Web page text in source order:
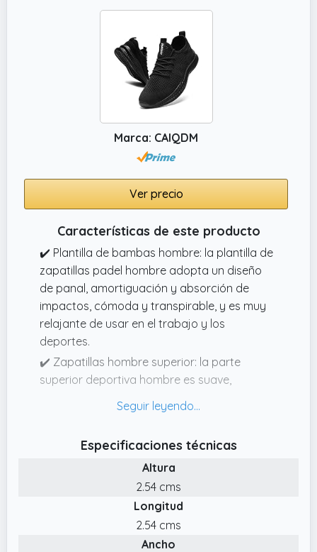
Marca: CAIQDM
Ver precio
Características de este producto
✔️ Plantilla de bambas hombre: la plantilla de
zapatillas padel hombre adopta un diseño
de panal, amortiguación y absorción de
impactos, cómoda y transpirable, y es muy
relajante de usar en el trabajo y los
deportes.
✔️ Zapatillas hombre superior: la parte
superior deportiva hombre es suave,
transpirable, lo que puede proporcionar una
✔️ Zapatillas running hombre Sole: las
zapatillas running hombre Sole tienen un
patrón elegante y único, que es
antideslizante y resistente al desgaste. El
material de la suela es suave y ligero, con
buena capacidad de amortiguación.
Especificaciones técnicas
Altura
2.54 cms
Longitud
2.54 cms
Ancho